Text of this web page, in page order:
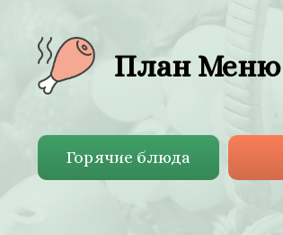
План Меню
Горячие блюда